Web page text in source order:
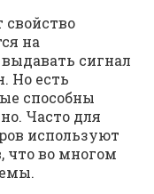
на
сигнал
Но есть
способны
Часто для
используют
что во многом